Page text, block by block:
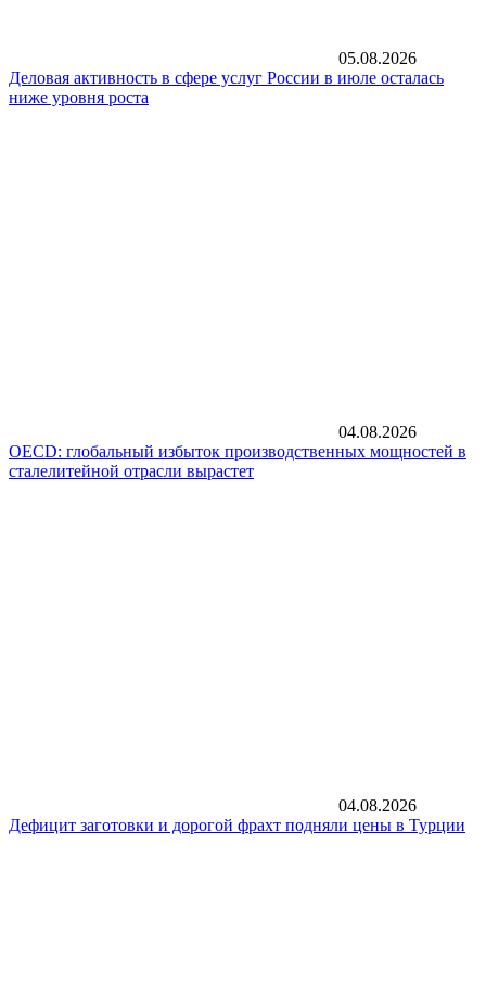
05.08.2026
Деловая активность в сфере услуг России в июле осталась
ниже уровня роста
04.08.2026
OECD: глобальный избыток производственных мощностей в
сталелитейной отрасли вырастет
04.08.2026
Дефицит заготовки и дорогой фрахт подняли цены в Турции